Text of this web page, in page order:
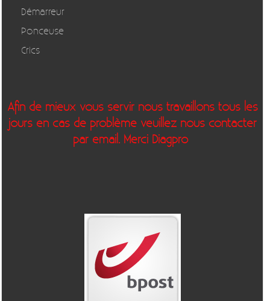
Démarreur
Ponceuse
Crics
Afin de mieux vous servir nous travaillons tous les
jours en cas de problème veuillez nous contacter
par email. Merci Diagpro